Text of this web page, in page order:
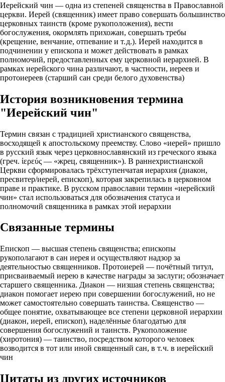
Иерейский чин — одна из степеней священства в Православной
церкви. Иерей (священник) имеет право совершать большинство
церковных таинств (кроме рукоположения), вести
богослужения, окормлять прихожан, совершать требы
(крещение, венчание, отпевание и т. д.). Иерей находится в
подчинении у епископа и может действовать в рамках
полномочий, предоставленных ему церковной иерархией. В
рамках иерейского чина различают, в частности, иереев и
протоиереев (старший сан среди белого духовенства)
История возникновения термина
"Иерейский чин"
Термин связан с традицией христианского священства,
восходящей к апостольскому преемству. Слово «иерей» пришло
в русский язык через церковнославянский из греческого языка
(греч. ἱερεύς — «жрец, священник»). В раннехристианской
Церкви сформировалась трёхступенчатая иерархия (диакон,
пресвитер/иерей, епископ), которая закрепилась в церковном
праве и практике. В русском православии термин «иерейский
чин» стал использоваться для обозначения статуса и
полномочий священника в рамках этой иерархии
Связанные термины
Епископ — высшая степень священства; епископы
рукополагают в сан иерея и осуществляют надзор за
деятельностью священников. Протоиерей — почётный титул,
присваиваемый иерею в качестве награды за заслуги; обозначает
старшего священника. Диакон — низшая степень священства;
диакон помогает иерею при совершении богослужений, но не
может самостоятельно совершать таинства. Священство —
общее понятие, охватывающее все степени церковной иерархии
(диакон, иерей, епископ), наделённые благодатью для
совершения богослужений и таинств. Рукоположение
(хиротония) — таинство, посредством которого человек
возводится в тот или иной священный сан, в т. ч. в иерейский
чин
Цитаты из других источников